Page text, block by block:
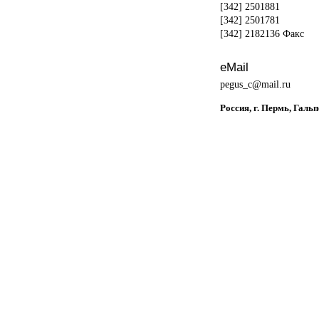
[342] 2501881
[342] 2501781
[342] 2182136 Факс
eMail
pegus_c@mail.ru
Россия, г. Пермь,